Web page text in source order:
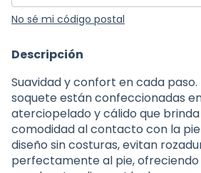
No sé mi código postal
Descripción
Suavidad y confort en cada paso.
soquete están confeccionadas
aterciopelado y cálido que
comodidad al contacto con la
diseño sin costuras, evitan
perfectamente al pie, ofreciendo